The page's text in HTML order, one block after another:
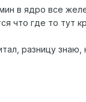
в ядро все
что где то тут
разницу знаю,